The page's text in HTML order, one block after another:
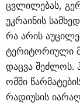
ცვლილებას,
უკრაინის
რა არის
ტერიტორიული
დაცვა შეძლოს.
ომში
რადიუსის